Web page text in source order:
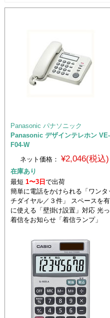
Panasonic パナソニック
Panasonic デザインテレホン VE-
F04-W
ネット価格： ¥2,046(税込)
在庫あり
最短 1〜3日 で出荷
簡単に電話をかけられる「ワンタ
チダイヤル／３件」 スペースを
に使える「壁掛け設置」対応 光
着信をお知らせ「着信ランプ」